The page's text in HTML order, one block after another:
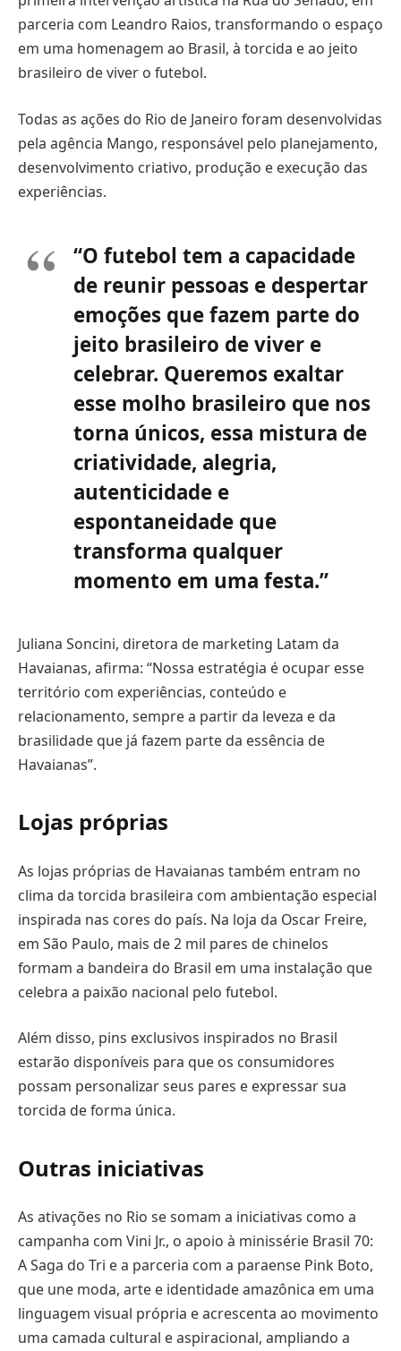
parceria com Leandro Raios, transformando o espaço
em uma homenagem ao Brasil, à torcida e ao jeito
brasileiro de viver o futebol.
Todas as ações do Rio de Janeiro foram desenvolvidas
pela agência Mango, responsável pelo planejamento,
desenvolvimento criativo, produção e execução das
experiências.
“O futebol tem a capacidade
de reunir pessoas e despertar
emoções que fazem parte do
jeito brasileiro de viver e
celebrar. Queremos exaltar
esse molho brasileiro que nos
torna únicos, essa mistura de
criatividade, alegria,
autenticidade e
espontaneidade que
transforma qualquer
momento em uma festa.”
Juliana Soncini, diretora de marketing Latam da
Havaianas, afirma: “Nossa estratégia é ocupar esse
território com experiências, conteúdo e
relacionamento, sempre a partir da leveza e da
brasilidade que já fazem parte da essência de
Havaianas”.
Lojas próprias
As lojas próprias de Havaianas também entram no
clima da torcida brasileira com ambientação especial
inspirada nas cores do país. Na loja da Oscar Freire,
em São Paulo, mais de 2 mil pares de chinelos
formam a bandeira do Brasil em uma instalação que
celebra a paixão nacional pelo futebol.
Além disso, pins exclusivos inspirados no Brasil
estarão disponíveis para que os consumidores
possam personalizar seus pares e expressar sua
torcida de forma única.
Outras iniciativas
As ativações no Rio se somam a iniciativas como a
campanha com Vini Jr., o apoio à minissérie Brasil 70:
A Saga do Tri e a parceria com a paraense Pink Boto,
que une moda, arte e identidade amazônica em uma
linguagem visual própria e acrescenta ao movimento
uma camada cultural e aspiracional, ampliando a